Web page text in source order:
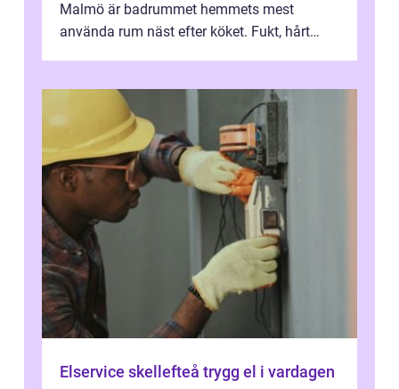
Malmö är badrummet hemmets mest
använda rum näst efter köket. Fukt, hårt
Elservice skellefteå trygg el i vardagen